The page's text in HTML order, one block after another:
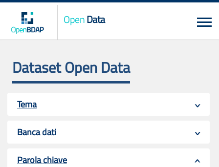
OpenData
Dataset Open Data
Tema
Banca dati
Parola chiave